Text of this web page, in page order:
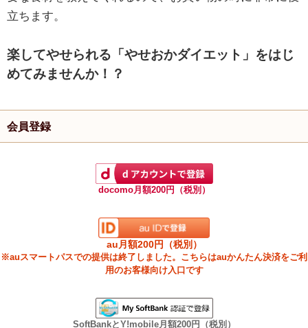
立ちます。
楽してやせられる「やせおかダイエット」をはじ
めてみませんか！？
会員登録
docomo月額200円（税別）
au月額200円（税別）
※auスマートパスでの提供は終了しました。こちらはauかんたん決済をご利
用のお客様向け入口です
SoftBankとY!mobile月額200円（税別）